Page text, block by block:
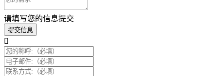
请填写您的信息提交
提交信息